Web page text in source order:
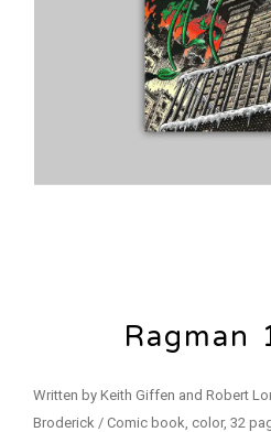
Ragman
Written by Keith Giffen and Robert
Broderick / Comic book, color, 32